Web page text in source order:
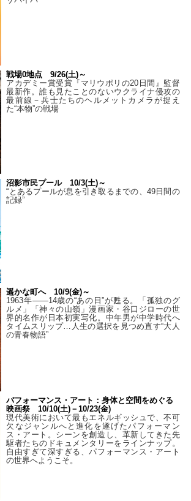
戦場0地点 9/26(土)～
アカデミー賞受賞『マリウポリの20日間』監督
最新作。誰も見たことのないウクライナ侵攻の
最前線－兵士たちのヘルメットカメラが捉え
た“本物”の戦場
沼影市民プール 10/3(土)～
“とあるプールが息を引き取るまでの、49日間の
記録”
遥かな町へ 10/9(金)～
1963年――14歳の“あの日”が甦る。「孤独のグ
ルメ」「神々の山嶺」漫画家・谷口ジローの世
界的名作が日本初実写化。中年男が中学時代へ
タイムスリップ…人生の選択を見つめ直す“大人
の青春物語”
パフォーマンス・アート：身体と空間をめぐる
映画祭 10/10(土)－10/23(金)
現代美術において最もエネルギッシュで、不可
欠なジャンルへと進化を遂げたパフォーマン
ス・アート。シーンを創造し、革新してきた先
駆者たちのドキュメンタリーをラインナップ。
自由すぎて深すぎる、パフォーマンス・アート
の世界へようこそ。